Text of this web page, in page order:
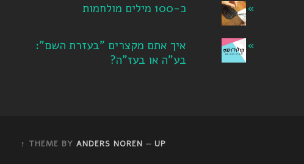
כ-100 מילים מולחמות
איך אתם מקצרים "בעזרת השם":
בע"ה או בעז"ה?
THEME BY ANDERS NOREN — UP ↑